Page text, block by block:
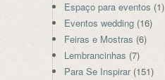
Espaço para eventos (1)
Eventos wedding (16)
Feiras e Mostras (6)
Lembrancinhas (7)
Para Se Inspirar(151)